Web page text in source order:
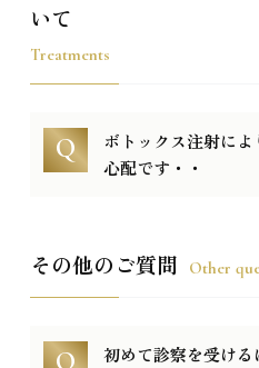
いて
Treatments
ボトックス注射に
心配です・・
その他のご質問 Other
初めて診察を受け